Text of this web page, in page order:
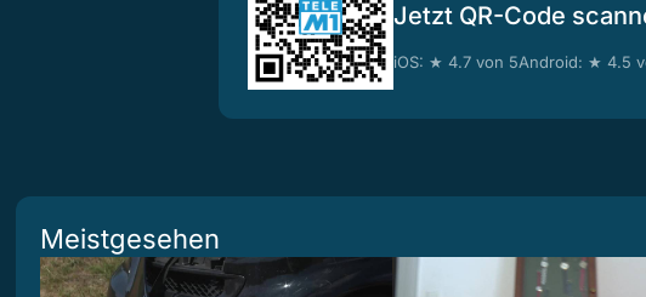
Jetzt QR-Code
iOS: ★ 4.7 von 5Android: ★ 4.5
Meistgesehen